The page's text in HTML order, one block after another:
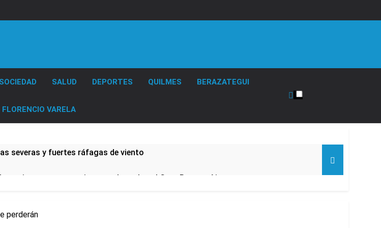
SOCIEDAD SALUD DEPORTES QUILMES BERAZATEGUI
FLORENCIO VARELA
severas y fuertes ráfagas de viento
que propuso tirar napalm sobre el Gran Buenos Aires
perderán